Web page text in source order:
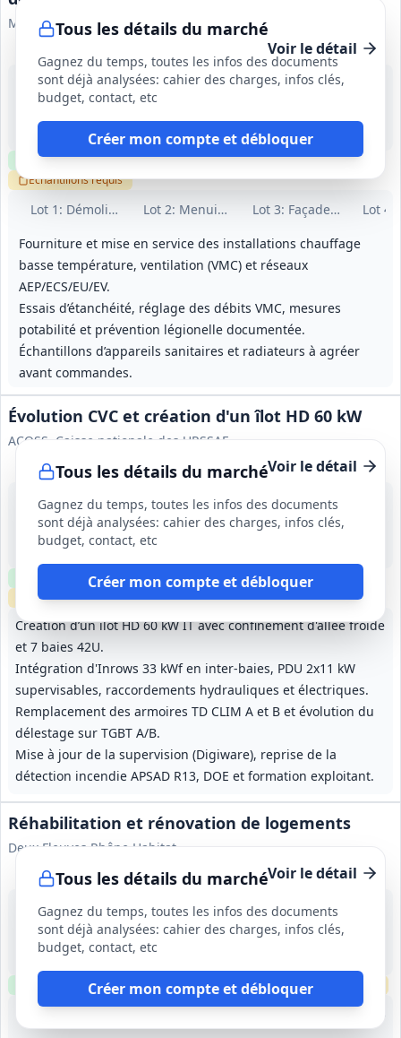
Tous les détails du marché
Gagnez du temps, toutes les infos des documents
sont déjà analysées: cahier des charges, infos clés,
budget, contact, etc
Créer mon compte et débloquer
Ministère des Armées
Voir le détail
Lot 1 : Démolition‑Désamiantage‑Gros‑Œuvre
Lot 2: Menuiseries intérieures
Lot 3: Façades et Lot 4
Fourniture et mise en service des installations chauffage
basse température, ventilation (VMC) et réseaux
AEP/ECS/EU/EV.
Essais d’étanchéité, réglage des débits VMC, mesures
potabilité et prévention légionelle documentée.
Échantillons d’appareils sanitaires et radiateurs à agréer
avant commandes.
14 sept. 2026
Lyon (69)
Non précisé
Clause environnementale Clause sociale Visiterequise
Échantillonsrequis
Tous les détails du marché
Gagnez du temps, toutes les infos des documents
sont déjà analysées: cahier des charges, infos clés,
budget, contact, etc
Créer mon compte et débloquer
Évolution CVC et création d'un îlot HD 60 kW
ACOSS, Caisse nationale des URSSAF
Voir le détail
Création d’un îlot HD 60 kW IT avec confinement d'allée froide
et 7 baies 42U.
Intégration d'Inrows 33 kWf en inter-baies, PDU 2x11 kW
supervisables, raccordements hydrauliques et électriques.
Remplacement des armoires TD CLIM A et B et évolution du
délestage sur TGBT A/B.
Mise à jour de la supervision (Digiware), reprise de la
détection incendie APSAD R13, DOE et formation exploitant.
14 sept. 2026
Saint-Priest (69)
11 mois (3 mois préparation, 8 mois exécution)
Clause environnementale Clause sociale Visite
Échantillonsrequis
Tous les détails du marché
Gagnez du temps, toutes les infos des documents
sont déjà analysées: cahier des charges, infos clés,
budget, contact, etc
Créer mon compte et débloquer
Réhabilitation et rénovation de logements
Deux Fleuves Rhône Habitat
Voir le détail
15 sept. 2026
POMMIERS (69)
11 mois
Clause environnementale Visiterequise Échantillons